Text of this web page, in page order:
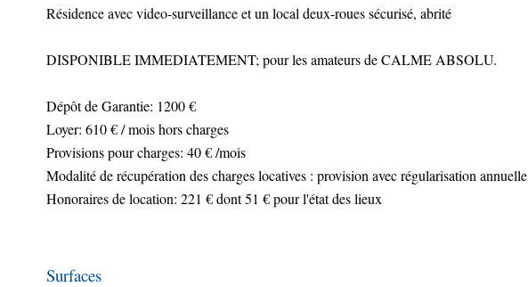
Résidence avec video-surveillance et un local deux-roues sécurisé, abrité
DISPONIBLE IMMEDIATEMENT; pour les amateurs de CALME ABSOLU.
Dépôt de Garantie: 1200 €
Loyer: 610 € / mois hors charges
Provisions pour charges: 40 € /mois
Modalité de récupération des charges locatives : provision avec régularisation annuelle
Honoraires de location: 221 € dont 51 € pour l'état des lieux
Surfaces